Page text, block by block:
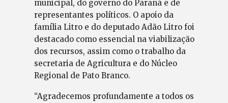
municipal, do governo do Paraná e de
representantes políticos. O apoio da
família Litro e do deputado Adão Litro foi
destacado como essencial na viabilização
dos recursos, assim como o trabalho da
secretaria de Agricultura e do Núcleo
Regional de Pato Branco.
“Agradecemos profundamente a todos os